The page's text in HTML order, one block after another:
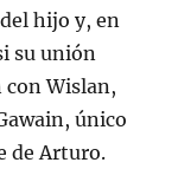
hijo y, en
su unión
con Wislan,
único
de Arturo.